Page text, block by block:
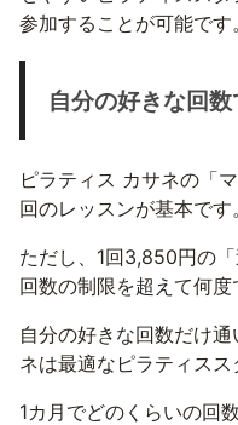
参加することが可能です。
自分の好きな回
ピラティス カサネの「
回のレッスンが基本です。
ただし、1回3,850円の
回数の制限を超えて何度
自分の好きな回数だけ
ネは最適なピラティスス
1カ月でどのくらいの回